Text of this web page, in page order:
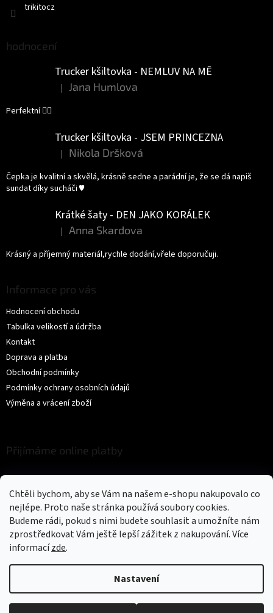
Chtěli bychom, aby se Vám na našem e-shopu nakupovalo co
nejlépe. Proto naše stránka používá soubory cookies.
Budeme rádi, pokud s nimi budete souhlasit a umožníte nám
zprostředkovat Vám ještě lepší zážitek z nakupování.Více
informacízde.
Nastavení
trikitocz
hodnocení
Trucker kšiltovka - NEMLUV NA MĚ
Hodnocení produktu je 5 z 5 hvězdiček.
| Jana Humlova
Perfektní 👌🏻
Trucker kšiltovka - JSEM PRINCEZNA
Hodnocení produktu je 5 z 5 hvězdiček.
| Nikola Dršková
Čepka je kvalitní a skvělá, krásně sedne a parádní je, že se dá napiš
sundat díky sucháči ♥️
Krátké šaty - DEN JAKO KORÁLEK
Hodnocení produktu je 5 z 5 hvězdiček.
| Anna Skardova
Krásný a příjemný materiál,rychle dodání,vřele doporučuji.
Informace pro vás
Hodnocení obchodu
Tabulka velikostí a údržba
Kontakt
Doprava a platba
Obchodní podmínky
Podmínky ochrany osobních údajů
Výměna a vrácení zboží
Přijímáme online platby
Vytvořil Shoptet
. Všechna práva vyhrazena.
cookies